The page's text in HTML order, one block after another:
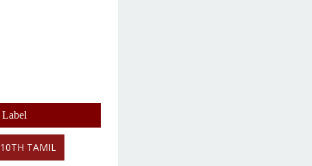
Label
10TH TAMIL